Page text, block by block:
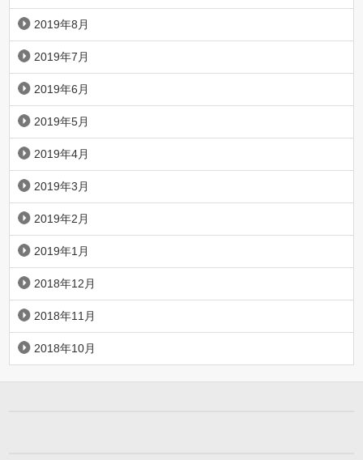
2019年8月
2019年7月
2019年6月
2019年5月
2019年4月
2019年3月
2019年2月
2019年1月
2018年12月
2018年11月
2018年10月